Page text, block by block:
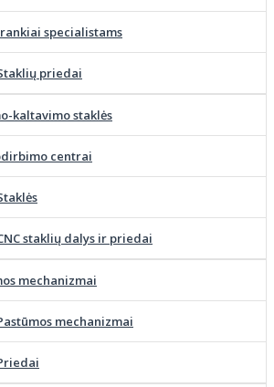
specialistams
priedai
kaltavimo staklės
centrai
staklių dalys ir priedai
mechanizmai
mechanizmai